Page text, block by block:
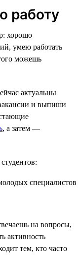
работу
хорошо
умею работать
можешь
актуальны
и выпиши
, а затем —
на вопросы,
активность
тем, кто часто